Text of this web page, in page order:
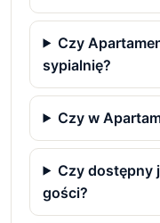
Czy
sypialnię?
Czy w
Czy dostępny
gości?